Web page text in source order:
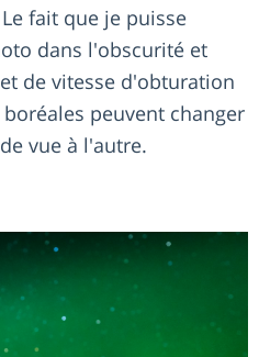
fait que je puisse
dans l'obscurité et
de vitesse d'obturation
peuvent changer
vue à l'autre.